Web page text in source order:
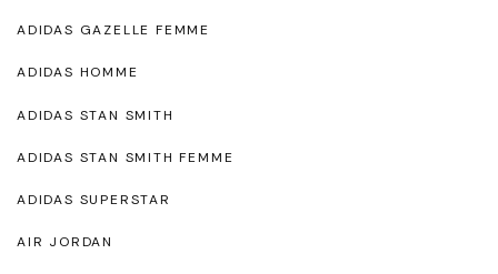
ADIDAS GAZELLE FEMME
ADIDAS HOMME
ADIDAS STAN SMITH
ADIDAS STAN SMITH FEMME
ADIDAS SUPERSTAR
AIR JORDAN